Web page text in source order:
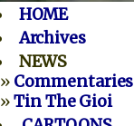
HOME
Archives
NEWS
» Commentaries
»Tin The Gioi